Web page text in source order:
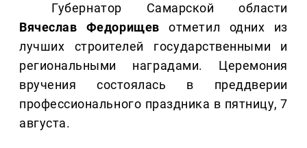
Губернатор Самарской области
Вячеслав Федорищев отметил одних из
лучших строителей государственными и
региональными наградами. Церемония
вручения состоялась в преддверии
профессионального праздника в пятницу, 7
августа.